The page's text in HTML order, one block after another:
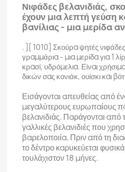
Νιφάδες βελανιδιάς,
έχουν μια λεπτή γεύση
βανίλιας - μια μερίδα
. ][ 1010] Σκούρα ψητές νιφάδες
γραμμάρια - μια μερίδα για 1
κρασί, υδρόμελια. Είναι
δικών σας κονιάκ, ουίσκι και
Εισάγονται απευθείας από
μεγαλύτερους ευρωπαίους
βελανιδιάς. Παράγονται από
γαλλικές βελανιδιές που
βαρελοποιία. Πριν από τη
το δέντρο καρυκεύεται
τουλάχιστον 18 μήνες.